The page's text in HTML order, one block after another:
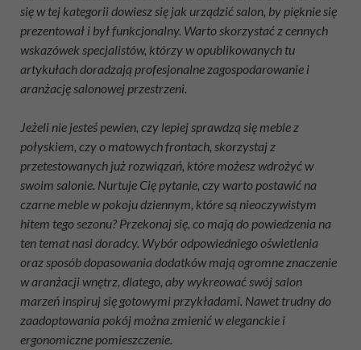
się w tej kategorii dowiesz się jak urządzić salon, by pięknie się
prezentował i był funkcjonalny. Warto skorzystać z cennych
wskazówek specjalistów, którzy w opublikowanych tu
artykułach doradzają profesjonalne zagospodarowanie i
aranżację salonowej przestrzeni.
Jeżeli nie jesteś pewien, czy lepiej sprawdzą się meble z
połyskiem, czy o matowych frontach, skorzystaj z
przetestowanych już rozwiązań, które możesz wdrożyć w
swoim salonie. Nurtuje Cię pytanie, czy warto postawić na
czarne meble w pokoju dziennym, które są nieoczywistym
hitem tego sezonu? Przekonaj się, co mają do powiedzenia na
ten temat nasi doradcy. Wybór odpowiedniego oświetlenia
oraz sposób dopasowania dodatków mają ogromne znaczenie
w aranżacji wnętrz, dlatego, aby wykreować swój salon
marzeń inspiruj się gotowymi przykładami. Nawet trudny do
zaadoptowania pokój można zmienić w eleganckie i
ergonomiczne pomieszczenie.